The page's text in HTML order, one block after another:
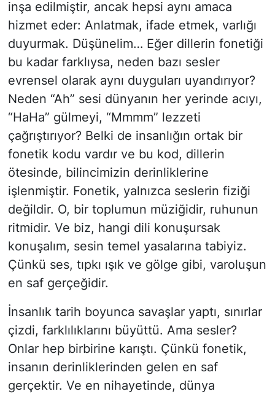
inşa edilmiştir, ancak hepsi aynı amaca
hizmet eder: Anlatmak, ifade etmek, varlığı
duyurmak. Düşünelim… Eğer dillerin fonetiği
bu kadar farklıysa, neden bazı sesler
evrensel olarak aynı duyguları uyandırıyor?
Neden “Ah” sesi dünyanın her yerinde acıyı,
“HaHa” gülmeyi, “Mmmm” lezzeti
çağrıştırıyor? Belki de insanlığın ortak bir
fonetik kodu vardır ve bu kod, dillerin
ötesinde, bilincimizin derinliklerine
işlenmiştir. Fonetik, yalnızca seslerin fiziği
değildir. O, bir toplumun müziğidir, ruhunun
ritmidir. Ve biz, hangi dili konuşursak
konuşalım, sesin temel yasalarına tabiyiz.
Çünkü ses, tıpkı ışık ve gölge gibi, varoluşun
en saf gerçeğidir.
İnsanlık tarih boyunca savaşlar yaptı, sınırlar
çizdi, farklılıklarını büyüttü. Ama sesler?
Onlar hep birbirine karıştı. Çünkü fonetik,
insanın derinliklerinden gelen en saf
gerçektir. Ve en nihayetinde, dünya